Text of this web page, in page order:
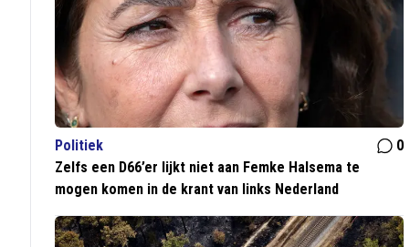
Politiek
0
Zelfs een D66’er lijkt niet aan Femke Halsema te
mogen komen in de krant van links Nederland